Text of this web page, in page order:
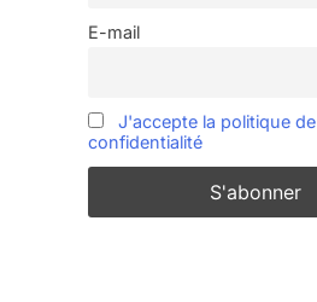
E-mail
J'accepte la politique de
confidentialité